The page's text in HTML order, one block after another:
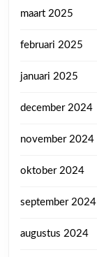
maart 2025
februari 2025
januari 2025
december 2024
november 2024
oktober 2024
september 2024
augustus 2024